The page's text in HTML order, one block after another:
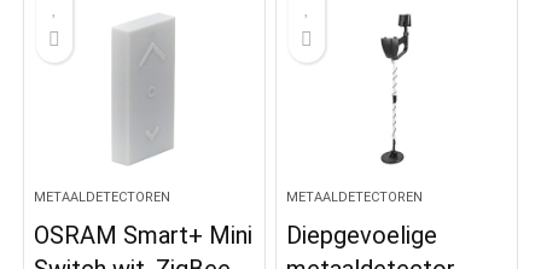
METAALDETECTOREN
OSRAM Smart+ Mini
METAALDETECTOREN
Diepgevoelige